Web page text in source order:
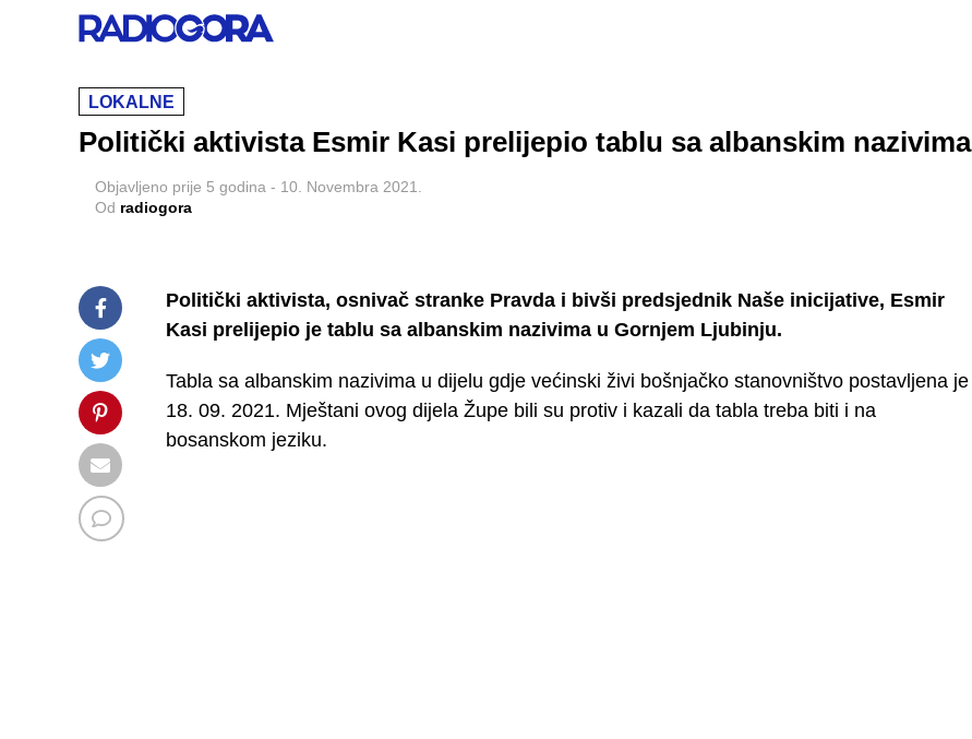
LOKALNE
Politički aktivista Esmir Kasi prelijepio tablu sa albanskim nazivima
Objavljeno prije 5 godina - 10. Novembra 2021.
Od radiogora
Politički aktivista, osnivač stranke Pravda i bivši predsjednik Naše inicijative, Esmir
Kasi prelijepio je tablu sa albanskim nazivima u Gornjem Ljubinju.
Tabla sa albanskim nazivima u dijelu gdje većinski živi bošnjačko stanovništvo postavljena je
18. 09. 2021. Mještani ovog dijela Župe bili su protiv i kazali da tabla treba biti i na
bosanskom jeziku.